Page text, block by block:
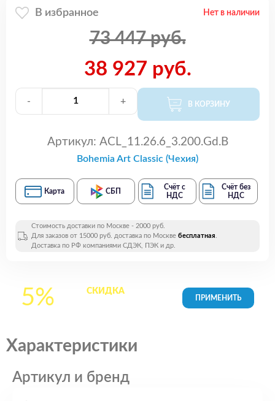
В избранное Нет в наличии
73 447 руб.
38 927 руб.
- + В КОРЗИНУ
Артикул: ACL_11.26.6_3.200.Gd.B
Bohemia Art Classic (Чехия)
Карта СБП
Счёт с
НДС
Счёт без
НДС
Стоимость доставки по Москве - 2000 руб.
Для заказов от 15000 руб. доставка по Москве бесплатная.
Доставка по РФ компаниями СДЭК, ПЭК и др.
5% СКИДКАна все
Характеристики
Артикул и бренд